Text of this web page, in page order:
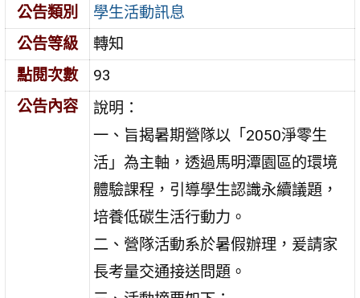
公告類別
學生活動訊息
公告等級
轉知
點閱次數
93
公告內容
說明：
一、旨揭暑期營隊以「2050淨零生
活」為主軸，透過馬明潭園區的環境
體驗課程，引導學生認識永續議題，
培養低碳生活行動力。
二、營隊活動系於暑假辦理，爰請家
長考量交通接送問題。